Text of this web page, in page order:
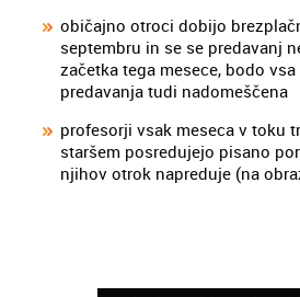
običajno otroci dobijo
septembru in se se predavanj
začetka tega mesece, bodo
predavanja tudi nadomeščena
profesorji vsak meseca v toku
staršem posredujejo pisano
njihov otrok napreduje (na